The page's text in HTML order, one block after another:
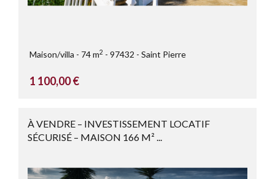
Maison/villa 74 m2 97432 Saint Pierre
1 100,00 €
À VENDRE – INVESTISSEMENT LOCATIF
SÉCURISÉ – MAISON 166 M² ...